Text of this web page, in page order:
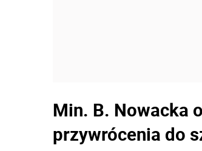
Min. B. Nowacka
przywrócenia do